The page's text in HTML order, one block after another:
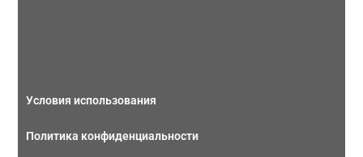
Условия использования
Политика конфиденциальности